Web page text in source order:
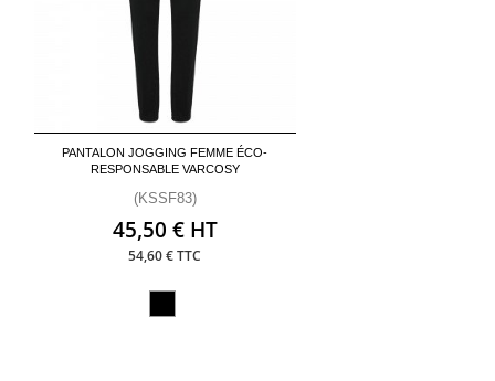
PANTALON JOGGING FEMME ÉCO-
RESPONSABLE VARCOSY
(KSSF83)
45,50 € HT
54,60 € TTC